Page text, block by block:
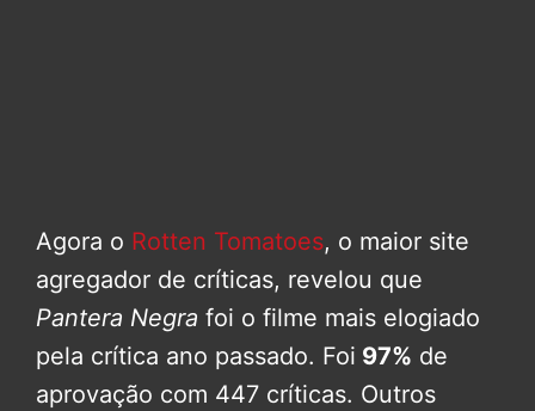
Agora o Rotten Tomatoes, o maior site
agregador de críticas, revelou que
Pantera Negra foi o filme mais elogiado
pela crítica ano passado. Foi 97% de
aprovação com 447 críticas. Outros